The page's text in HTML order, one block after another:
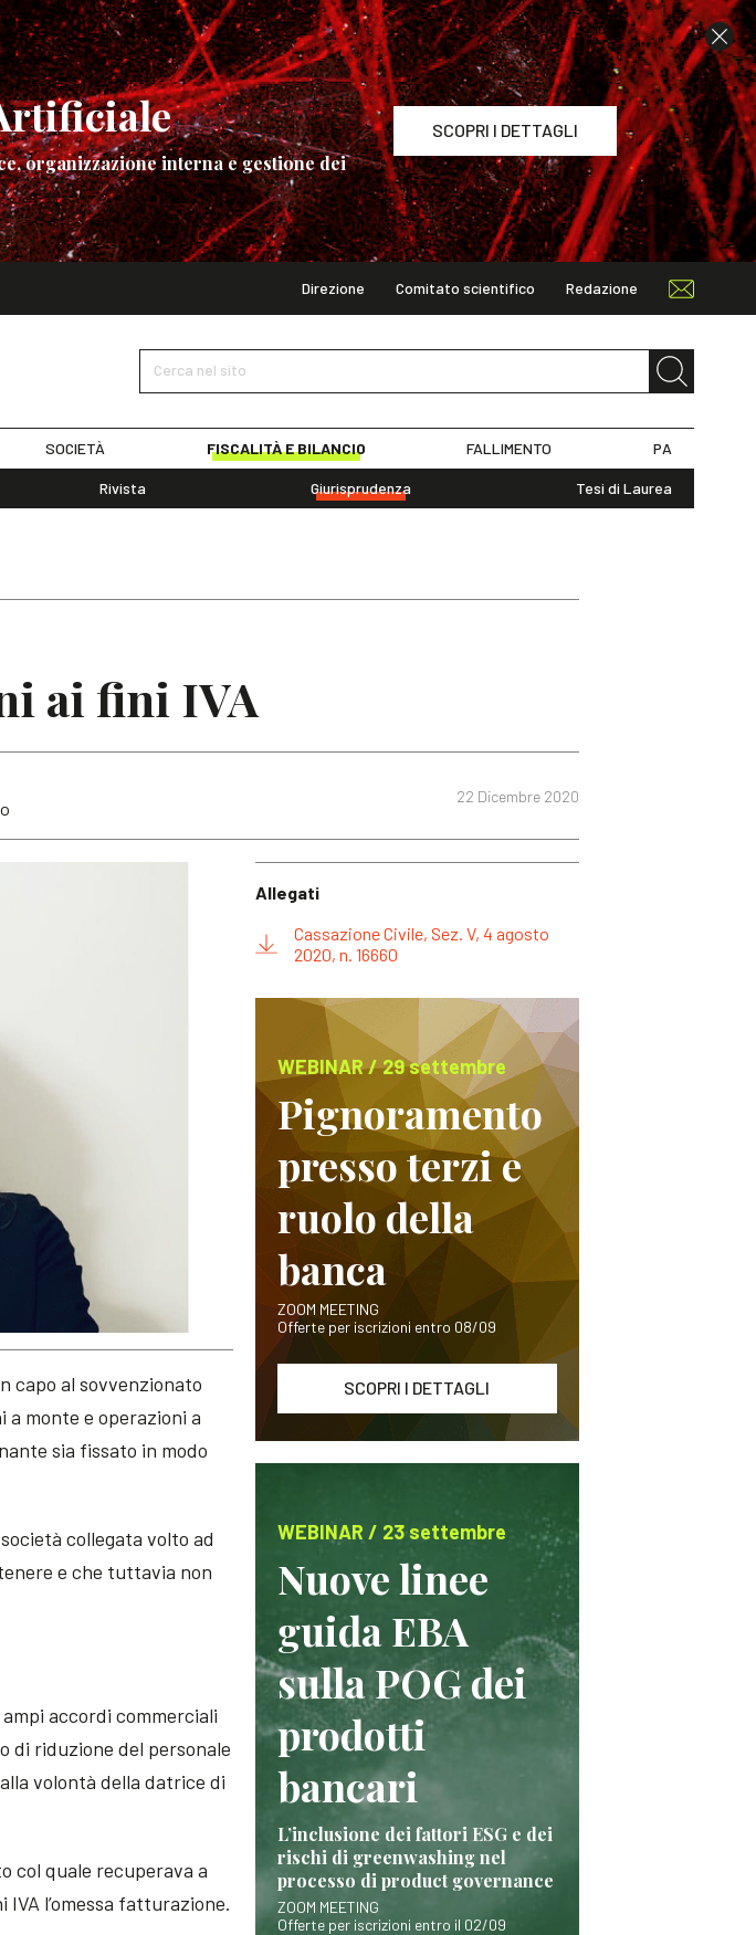
organizzazione interna e gestione dei
SCOPRI I DETTAGLI
Direzione Comitato scientifico Redazione
Cerca nel sito
SOCIETÀ FISCALITÀ E BILANCIO FALLIMENTO PA
Rivista Giurisprudenza Tesi di Laurea
ai fini IVA
22 Dicembre 2020
capo al sovvenzionato
monte e operazioni a
sia fissato in modo
collegata volto ad
e che tuttavia non
accordi commerciali
di riduzione del personale
volontà della datrice di
col quale recuperava a
l’omessa fatturazione.
Allegati
Cassazione Civile, Sez. V, 4 agosto
2020, n. 16660
WEBINAR / 29 settembre
Pignoramento
presso terzi e
ruolo della
banca
ZOOM MEETING
Offerte per iscrizioni entro 08/09
SCOPRI I DETTAGLI
WEBINAR / 23 settembre
Nuove linee
guida EBA
sulla POG dei
prodotti
bancari
L’inclusione dei fattori ESG e dei
rischi di greenwashing nel
processo di product governance
ZOOM MEETING
Offerte per iscrizioni entro il 02/09